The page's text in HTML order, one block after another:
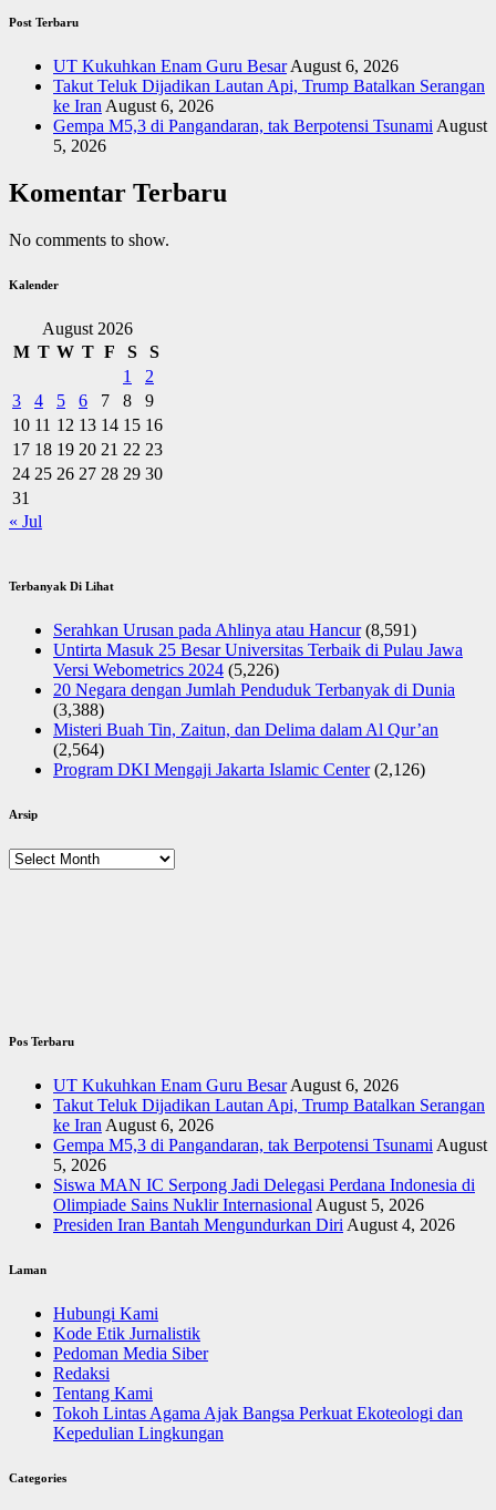
Post Terbaru
UT Kukuhkan Enam Guru Besar August 6, 2026
Takut Teluk Dijadikan Lautan Api, Trump Batalkan Serangan
ke Iran August 6, 2026
Gempa M5,3 di Pangandaran, tak Berpotensi Tsunami August
5, 2026
Komentar Terbaru
No comments to show.
Kalender
August 2026
M T W T F S
S
1
2
3
4 5 6 7 8
9
10 11 12 13 14 15 16
17 18 19 20 21 22 23
24 25 26 27 28 29 30
31
« Jul
Terbanyak Di Lihat
Serahkan Urusan pada Ahlinya atau Hancur (8,591)
Untirta Masuk 25 Besar Universitas Terbaik di Pulau Jawa
Versi Webometrics 2024 (5,226)
20 Negara dengan Jumlah Penduduk Terbanyak di Dunia
(3,388)
Misteri Buah Tin, Zaitun, dan Delima dalam Al Qur’an
(2,564)
Program DKI Mengaji Jakarta Islamic Center (2,126)
Arsip
Arsip
Pos Terbaru
UT Kukuhkan Enam Guru Besar August 6, 2026
Takut Teluk Dijadikan Lautan Api, Trump Batalkan Serangan
ke Iran August 6, 2026
Gempa M5,3 di Pangandaran, tak Berpotensi Tsunami August
5, 2026
Siswa MAN IC Serpong Jadi Delegasi Perdana Indonesia di
Olimpiade Sains Nuklir Internasional August 5, 2026
Presiden Iran Bantah Mengundurkan Diri August 4, 2026
Laman
Hubungi Kami
Kode Etik Jurnalistik
Pedoman Media Siber
Redaksi
Tentang Kami
Tokoh Lintas Agama Ajak Bangsa Perkuat Ekoteologi dan
Kepedulian Lingkungan
Categories